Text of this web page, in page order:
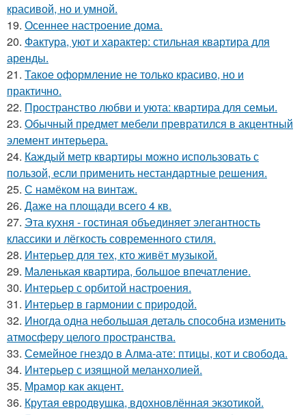
красивой, но и умной.
19. Осеннее настроение дома.
20. Фактура, уют и характер: стильная квартира для
аренды.
21. Такое оформление не только красиво, но и
практично.
22. Пространство любви и уюта: квартира для семьи.
23. Обычный предмет мебели превратился в акцентный
элемент интерьера.
24. Каждый метр квартиры можно использовать с
пользой, если применить нестандартные решения.
25. С намёком на винтаж.
26. Даже на площади всего 4 кв.
27. Эта кухня - гостиная объединяет элегантность
классики и лёгкость современного стиля.
28. Интерьер для тех, кто живёт музыкой.
29. Маленькая квартира, большое впечатление.
30. Интерьер с орбитой настроения.
31. Интерьер в гармонии с природой.
32. Иногда одна небольшая деталь способна изменить
атмосферу целого пространства.
33. Семейное гнездо в Алма-ате: птицы, кот и свобода.
34. Интерьер с изящной меланхолией.
35. Мрамор как акцент.
36. Крутая евродвушка, вдохновлённая экзотикой.